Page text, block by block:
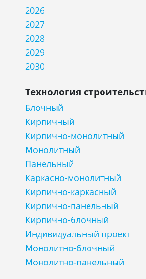
2026
2027
2028
2029
2030
Технология
Блочный
Кирпичный
Кирпично-монолитный
Монолитный
Панельный
Каркасно-монолитный
Кирпично-каркасный
Кирпично-панельный
Кирпично-блочный
Индивидуальный проект
Монолитно-блочный
Монолитно-панельный